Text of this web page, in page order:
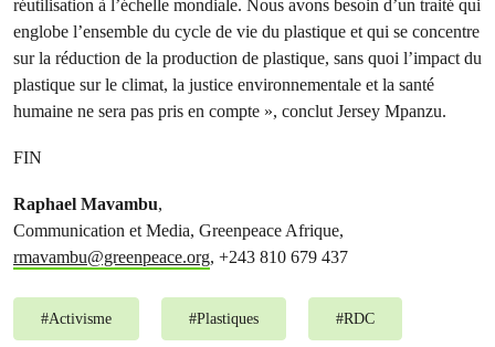
réutilisation à l’échelle mondiale. Nous avons besoin d’un traité qui
englobe l’ensemble du cycle de vie du plastique et qui se concentre
sur la réduction de la production de plastique, sans quoi l’impact du
plastique sur le climat, la justice environnementale et la santé
humaine ne sera pas pris en compte », conclut Jersey Mpanzu.
FIN
Raphael Mavambu,
Communication et Media, Greenpeace Afrique,
rmavambu@greenpeace.org, +243 810 679 437
#Activisme #Plastiques #RDC